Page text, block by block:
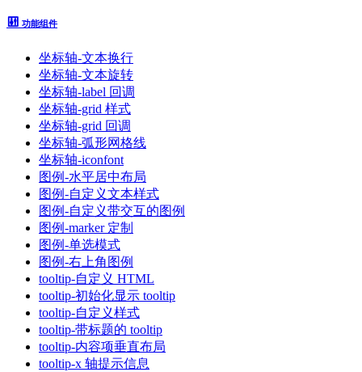
功能组件
坐标轴-文本换行
坐标轴-文本旋转
坐标轴-label 回调
坐标轴-grid 样式
坐标轴-grid 回调
坐标轴-弧形网格线
坐标轴-iconfont
图例-水平居中布局
图例-自定义文本样式
图例-自定义带交互的图例
图例-marker 定制
图例-单选模式
图例-右上角图例
tooltip-自定义 HTML
tooltip-初始化显示 tooltip
tooltip-自定义样式
tooltip-带标题的 tooltip
tooltip-内容项垂直布局
tooltip-x 轴提示信息